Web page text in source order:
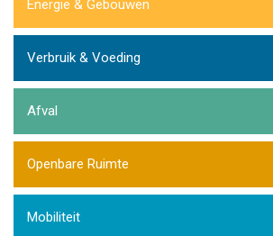
Energie & Gebouwen
Verbruik & Voeding
Afval
Openbare Ruimte
Mobiliteit